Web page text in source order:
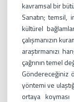
kavramsal bir
Sanatın;
kültürel
çalışmanızın
araştırmanızı
çağrının temel
Göndereceğiniz
yöntemi ve
ortaya